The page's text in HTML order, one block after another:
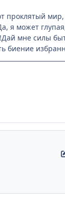
я может
мне силы